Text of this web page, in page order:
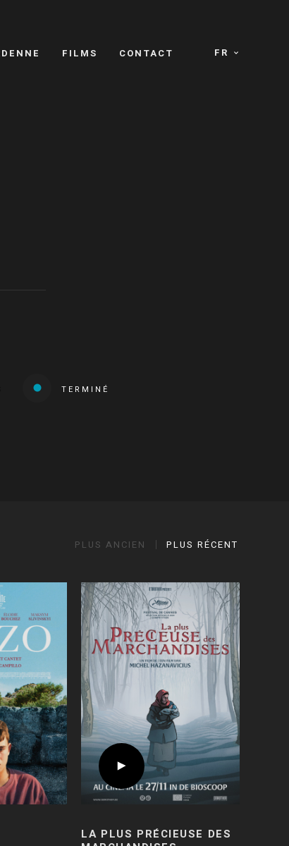
FR
FILMS CONTACT
TERMINÉ
PLUS ANCIEN PLUS RÉCENT
LA PLUS PRÉCIEUSE DES